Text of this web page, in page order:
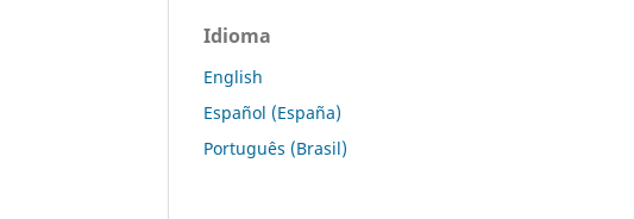
Idioma
English
Español (España)
Português (Brasil)